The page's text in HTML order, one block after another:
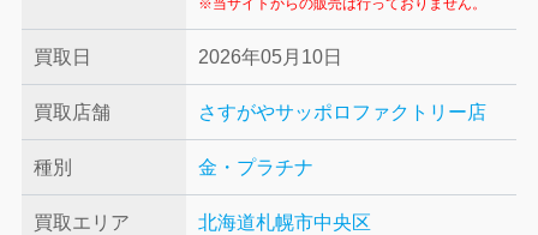
※当サイトからの販売は行っておりません。
買取日 2026年05月10日
買取店舗 さすがやサッポロファクトリー店
種別 金・プラチナ
買取エリア 北海道札幌市中央区